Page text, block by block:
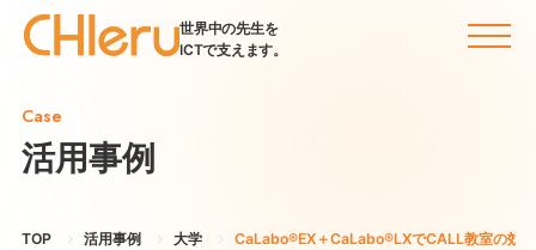
世界中の先生を
ICTで支えます。
Case
活用事例
TOP 活用事例 大学 CaLabo®EX＋CaLabo®LXでCALL教室の効